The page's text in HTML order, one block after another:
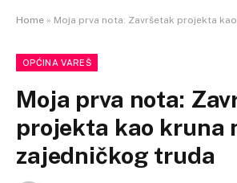
Home » Moja prva nota: Završetak projekta kao kruna
OPĆINA VAREŠ
Moja prva nota:
projekta kao kruna
zajedničkog truda